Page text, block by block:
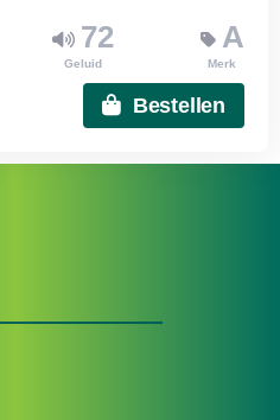
72
Geluid
A
Merk
Bestellen